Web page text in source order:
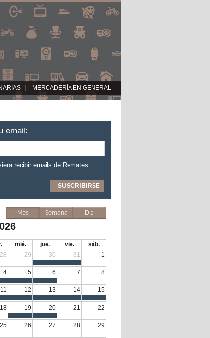
MERCADERÍA EN GENERAL
email:
recibir emails de Remates.
Mes Semana Día
mié. jue. vie.
sáb.
28 29 30 31 1
4 5 6 7 8
11 12 13 14 15
18 19 20 21 22
25 26 27 28 29